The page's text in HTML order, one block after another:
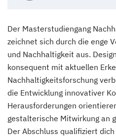
Der Masterstudiengang
zeichnet sich durch die enge
und Nachhaltigkeit aus.
konsequent mit aktuellen
Nachhaltigkeitsforschung
die Entwicklung innovativer
Herausforderungen
gestalterische Mitwirkung an
Der Abschluss qualifiziert